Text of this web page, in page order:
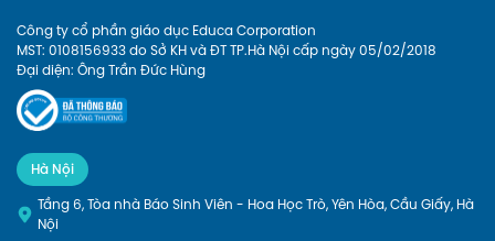
Công ty cổ phần giáo dục Educa Corporation
MST: 0108156933 do Sở KH và ĐT TP.Hà Nội cấp ngày 05/02/2018
Đại diện: Ông Trần Đức Hùng
Hà Nội
Tầng 6, Tòa nhà Báo Sinh Viên - Hoa Học Trò, Yên Hòa, Cầu Giấy, Hà
Nội